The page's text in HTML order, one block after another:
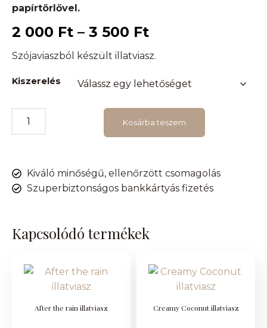
papírtörlővel.
2 000 Ft – 3 500 Ft
Szójaviaszból készült illatviasz.
Kiszerelés
Kosárba teszem
Kiváló minőségű, ellenőrzött csomagolás
Szuperbiztonságos bankkártyás fizetés
Kapcsolódó termékek
After the rain illatviasz Creamy Coconut illatviasz